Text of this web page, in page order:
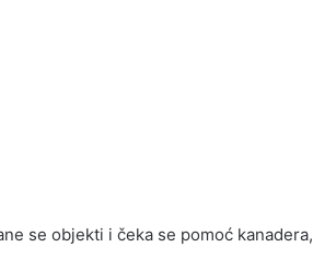
se objekti i čeka se pomoć kanadera,